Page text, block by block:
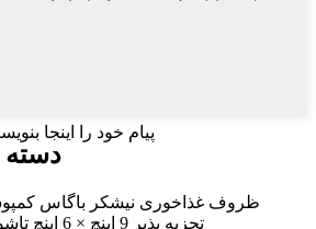
پیام خود را اینجا